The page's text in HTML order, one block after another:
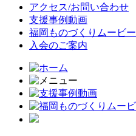
アクセス/お問い合わせ
支援事例動画
福岡ものづくりムービー
入会のご案内